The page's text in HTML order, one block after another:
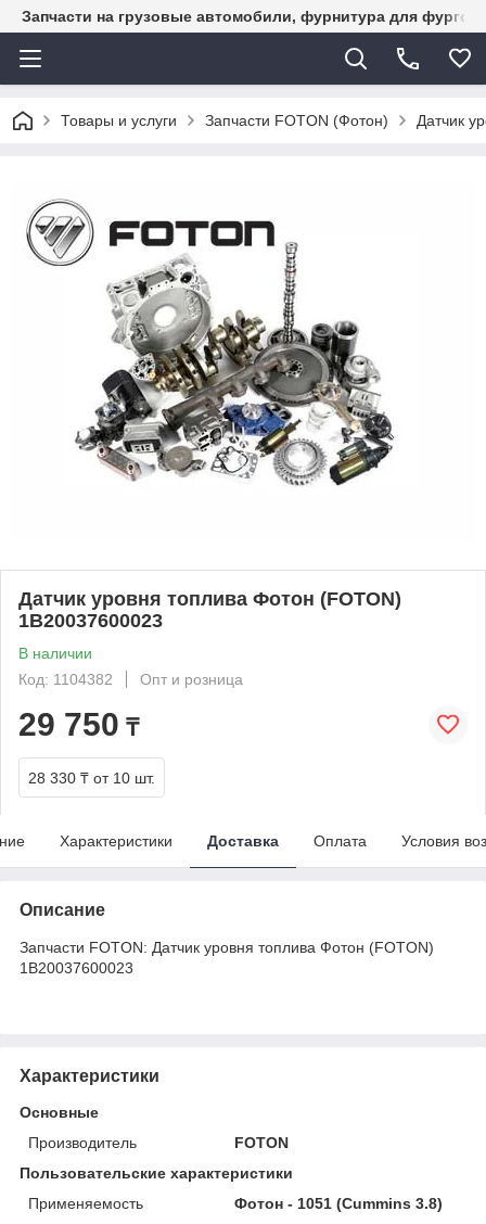
Запчасти на грузовые автомобили, фурнитура для
Товары и услуги Запчасти FOTON (Фотон) Датчик
Датчик уровня топлива Фотон (FOTON)
1B20037600023
В наличии
Код: 1104382
Опт и розница
29 750 ₸
28 330 ₸ от 10 шт.
Характеристики Доставка Оплата Условия
Описание
Запчасти FOTON: Датчик уровня топлива Фотон (FOTON)
1B20037600023
Характеристики
Основные
Производитель
FOTON
Пользовательские характеристики
Применяемость
Фотон - 1051 (Cummins 3.8)